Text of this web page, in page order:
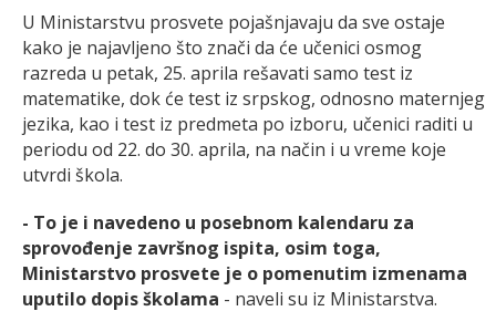
U Ministarstvu prosvete pojašnjavaju da sve ostaje
kako je najavljeno što znači da će učenici osmog
razreda u petak, 25. aprila rešavati samo test iz
matematike, dok će test iz srpskog, odnosno maternjeg
jezika, kao i test iz predmeta po izboru, učenici raditi u
periodu od 22. do 30. aprila, na način i u vreme koje
utvrdi škola.
- To je i navedeno u posebnom kalendaru za
sprovođenje završnog ispita, osim toga,
Ministarstvo prosvete je o pomenutim izmenama
uputilo dopis školama - naveli su iz Ministarstva.